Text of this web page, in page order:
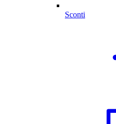
Sconti